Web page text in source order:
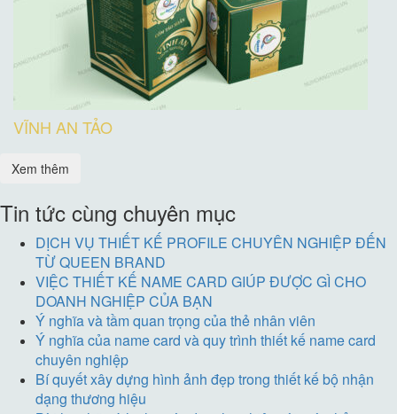
VĨNH AN TẢO
Xem thêm
Tin tức cùng chuyên mục
DỊCH VỤ THIẾT KẾ PROFILE CHUYÊN NGHIỆP ĐẾN
TỪ QUEEN BRAND
VIỆC THIẾT KẾ NAME CARD GIÚP ĐƯỢC GÌ CHO
DOANH NGHIỆP CỦA BẠN
Ý nghĩa và tầm quan trọng của thẻ nhân viên
Ý nghĩa của name card và quy trình thiết kế name card
chuyên nghiệp
Bí quyết xây dựng hình ảnh đẹp trong thiết kế bộ nhận
dạng thương hiệu